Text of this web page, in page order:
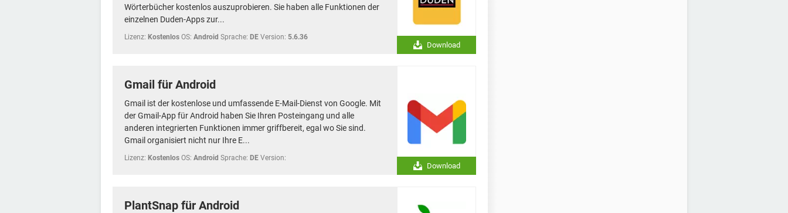
Wörterbücher kostenlos auszuprobieren. Sie haben alle Funktionen der
einzelnen Duden-Apps zur...
Lizenz: Kostenlos OS: Android Sprache: DE Version: 5.6.36
Download
Gmail für Android
Gmail ist der kostenlose und umfassende E-Mail-Dienst von Google. Mit
der Gmail-App für Android haben Sie Ihren Posteingang und alle
anderen integrierten Funktionen immer griffbereit, egal wo Sie sind.
Gmail organisiert nicht nur Ihre E...
Lizenz: Kostenlos OS: Android Sprache: DE Version:
Download
PlantSnap für Android